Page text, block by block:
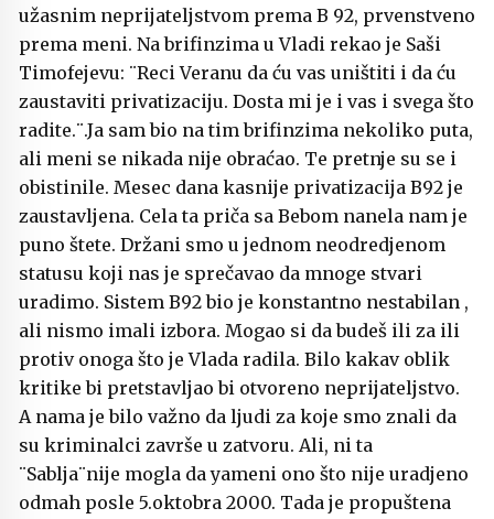
užasnim neprijateljstvom prema B 92, prvenstveno
prema meni. Na brifinzima u Vladi rekao je Saši
Timofejevu: ¨Reci Veranu da ću vas uništiti i da ću
zaustaviti privatizaciju. Dosta mi je i vas i svega što
radite.¨.Ja sam bio na tim brifinzima nekoliko puta,
ali meni se nikada nije obraćao. Te pretnje su se i
obistinile. Mesec dana kasnije privatizacija B92 je
zaustavljena. Cela ta priča sa Bebom nanela nam je
puno štete. Držani smo u jednom neodredjenom
statusu koji nas je sprečavao da mnoge stvari
uradimo. Sistem B92 bio je konstantno nestabilan ,
ali nismo imali izbora. Mogao si da budeš ili za ili
protiv onoga što je Vlada radila. Bilo kakav oblik
kritike bi pretstavljao bi otvoreno neprijateljstvo.
A nama je bilo važno da ljudi za koje smo znali da
su kriminalci završe u zatvoru. Ali, ni ta
¨Sablja¨nije mogla da yameni ono što nije uradjeno
odmah posle 5.oktobra 2000. Tada je propuštena